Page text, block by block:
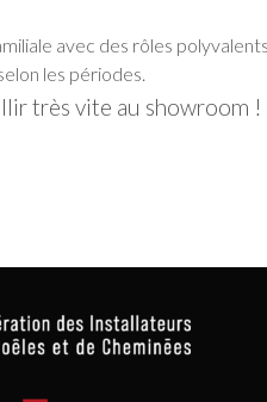
avec des rôles
les périodes.
très vite au showroom !